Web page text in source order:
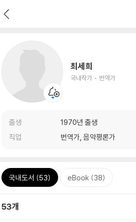
최세희
국내작가 번역가
출생
1970년 출생
직업
번역가, 음악평론가
국내도서 (53) eBook (38)
53개